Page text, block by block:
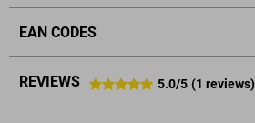
EAN CODES
REVIEWS 5.0/5 (1 reviews)